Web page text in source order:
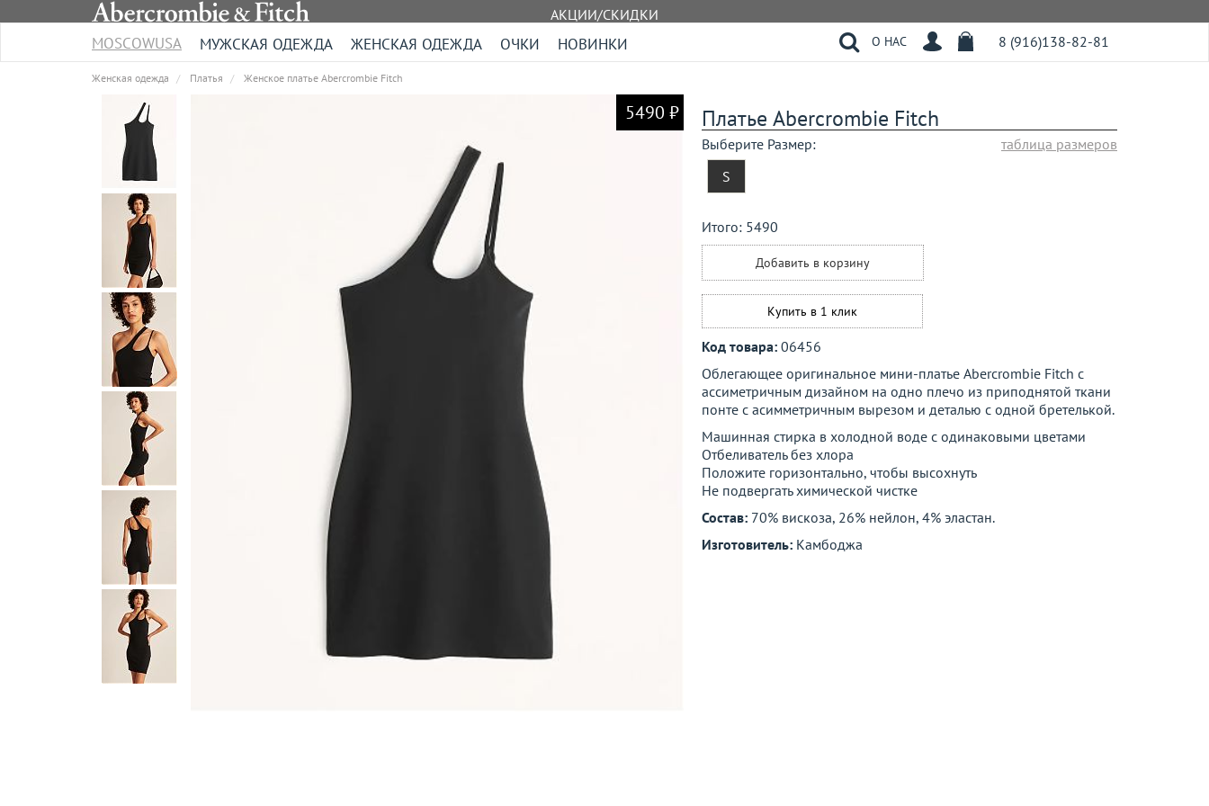
АКЦИИ/СКИДКИ
MOSCOWUSA МУЖСКАЯ ОДЕЖДА ЖЕНСКАЯ ОДЕЖДА ОЧКИ НОВИНКИ О НАС 8 (916)138-82-81
Женская одежда Платья Женское платье Abercrombie Fitch
5490 ₽ Платье Abercrombie Fitch
Выберите Размер:
S
таблица размеров
Итого: 5490
Добавить в корзину
Купить в 1 клик
Код товара: 06456
Облегающее оригинальное мини-платье Abercrombie Fitch с
ассиметричным дизайном на одно плечо из приподнятой ткани
понте с асимметричным вырезом и деталью с одной бретелькой.
Машинная стирка в холодной воде с одинаковыми цветами
Отбеливатель без хлора
Положите горизонтально, чтобы высохнуть
Не подвергать химической чистке
Состав: 70% вискоза, 26% нейлон, 4% эластан.
Изготовитель: Камбоджа